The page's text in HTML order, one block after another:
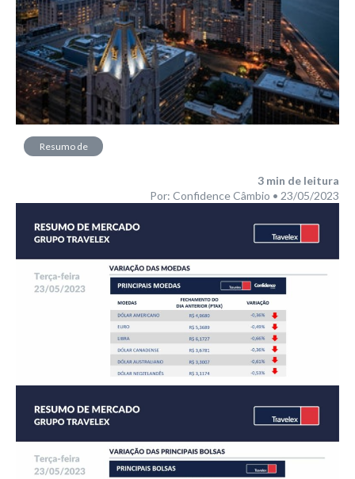
Resumo de
3 min de leitura
Por: Confidence Câmbio • 23/05/2023